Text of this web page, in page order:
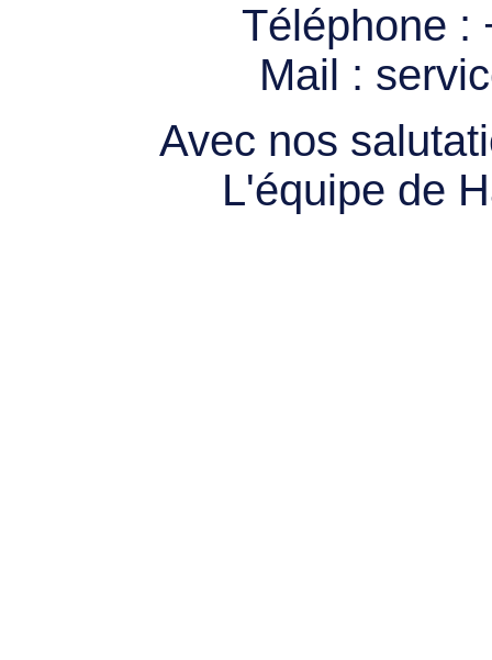
Téléphone :
Mail :
Avec nos
L'équipe de